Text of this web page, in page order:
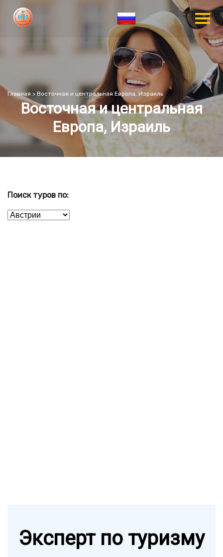
Главная > Восточная и центральная Европа, Израиль
Восточная и центральная
Европа, Израиль
Поиск туров по:
Эксперт по туризму